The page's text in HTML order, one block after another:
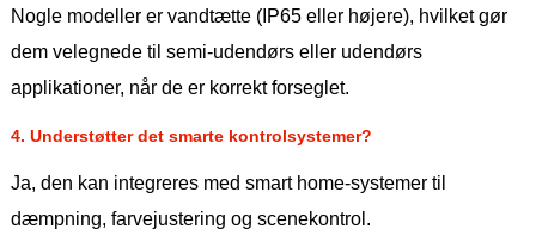
Nogle modeller er vandtætte (IP65 eller højere), hvilket gør
dem velegnede til semi-udendørs eller udendørs
applikationer, når de er korrekt forseglet.
4. Understøtter det smarte kontrolsystemer?
Ja, den kan integreres med smart home-systemer til
dæmpning, farvejustering og scenekontrol.